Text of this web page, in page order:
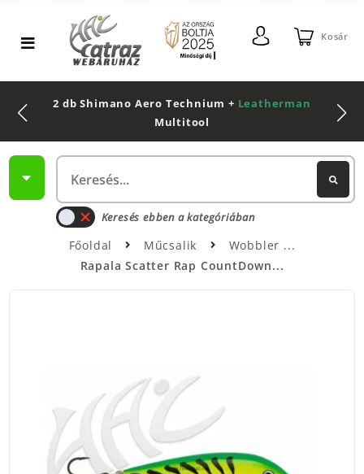
Kosár
2 db Shimano Aero Technium + Leatherman
Multitool
Keresés ebben a kategóriában
Főoldal Műcsalik
Wobbler
Rapala Scatter Rap CountDown...